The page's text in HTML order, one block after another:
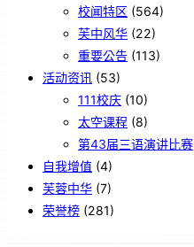
校闻特区 (564)
芙中风华 (22)
重要公告 (113)
活动资讯 (53)
111校庆 (10)
太空课程 (8)
第43届三语演讲比赛
自我增值 (4)
芙蓉中华 (7)
荣誉榜 (281)